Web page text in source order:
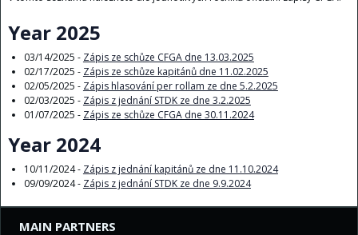
Year 2025
03/14/2025 - Zápis ze schůze CFGA dne 13.03.2025
02/17/2025 - Zápis ze schůze kapitánů dne 11.02.2025
02/05/2025 - Zápis hlasování per rollam ze dne 5.2.2025
02/03/2025 - Zápis z jednání STDK ze dne 3.2.2025
01/07/2025 - Zápis ze schůze CFGA dne 30.11.2024
Year 2024
10/11/2024 - Zápis z jednání kapitánů ze dne 11.10.2024
09/09/2024 - Zápis z jednání STDK ze dne 9.9.2024
MAIN PARTNERS